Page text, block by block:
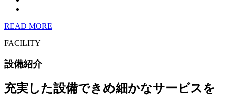
READ MORE
FACILITY
設備紹介
充実した設備できめ細かなサービスを